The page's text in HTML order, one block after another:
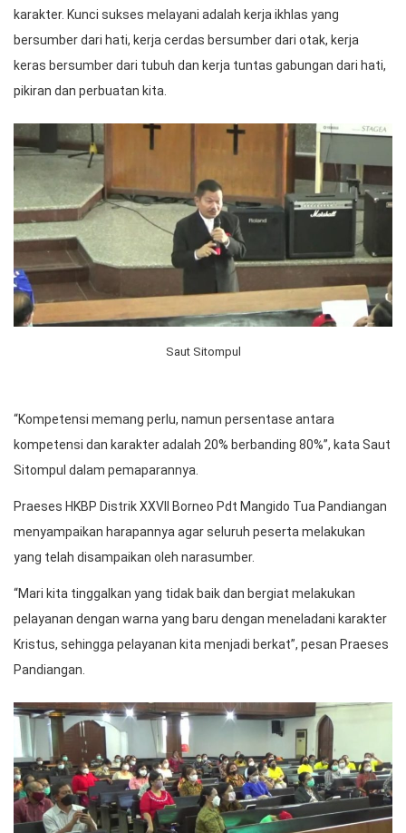
karakter. Kunci sukses melayani adalah kerja ikhlas yang
bersumber dari hati, kerja cerdas bersumber dari otak, kerja
keras bersumber dari tubuh dan kerja tuntas gabungan dari hati,
pikiran dan perbuatan kita.
Saut Sitompul
“Kompetensi memang perlu, namun persentase antara
kompetensi dan karakter adalah 20% berbanding 80%”, kata Saut
Sitompul dalam pemaparannya.
Praeses HKBP Distrik XXVII Borneo Pdt Mangido Tua Pandiangan
menyampaikan harapannya agar seluruh peserta melakukan
yang telah disampaikan oleh narasumber.
“Mari kita tinggalkan yang tidak baik dan bergiat melakukan
pelayanan dengan warna yang baru dengan meneladani karakter
Kristus, sehingga pelayanan kita menjadi berkat”, pesan Praeses
Pandiangan.